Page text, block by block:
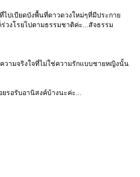
ไปเบียดบังพื้นที่ดาวดวงใหม่ๆที่มีประกาย
วงโรยไปตามธรรมชาติค่ะ...สัจธรรม
วามจริงใจที่ไม่ใช่ความรักแบบชายหญิงนั้น
รอรับอานิสงค์บ้างนะค่ะ...